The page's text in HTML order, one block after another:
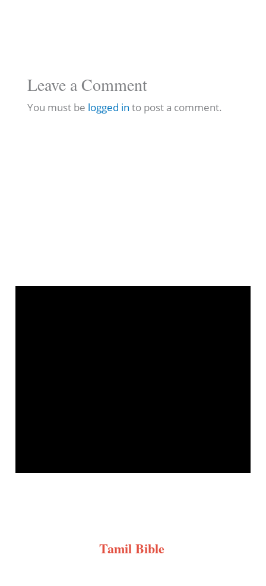
Leave a Comment
You must be logged in to post a comment.
Tamil Bible